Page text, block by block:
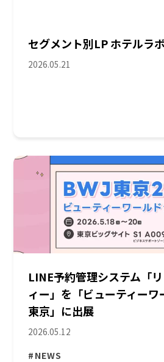
セグメント別LP ホテルラ
2026.05.21
LINE予約管理システム「
ィー」を「ビューティーワ
東京」に出展
2026.05.12
#NEWS